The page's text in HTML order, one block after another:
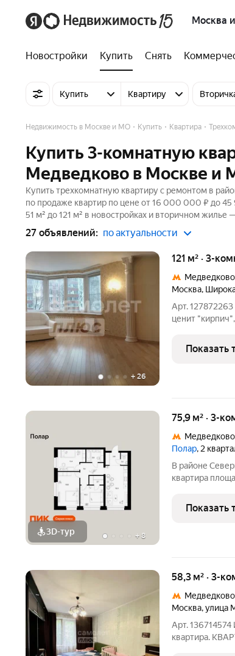
Москва
Новостройки Купить Снять
Купить Квартиру
Недвижимость в Москве и МО Купить Квартира
Купить 3-комнатную
Медведково в Москве и
Купить трехкомнатную квартиру с ремонтом в
по продаже квартир по цене от 16 000 000 ₽ до
51 м² до 121 м² в новостройках и вторичном жилье
27 объявлений: по актуальности
+ 26
121 м² · 3-
Медведково
Москва,
Арт.
ценит
Продаётся
малоэтажном
Показать
3D-тур + 8
75,9 м² · 3-
Медведково
Полар, 2
В районе
квартира
минут пешком
автомобиле до
Показать
58,3 м² · 3-
Медведково
Москва,улица
Арт.
квартира.